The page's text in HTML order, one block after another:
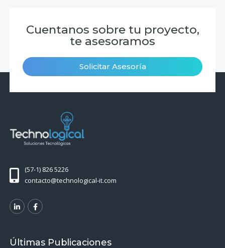
Cuentanos sobre tu proyecto,
te asesoramos
Solicitar Asesoría
(57-1) 826 5226
contacto@technological-it.com
Últimas Publicaciones